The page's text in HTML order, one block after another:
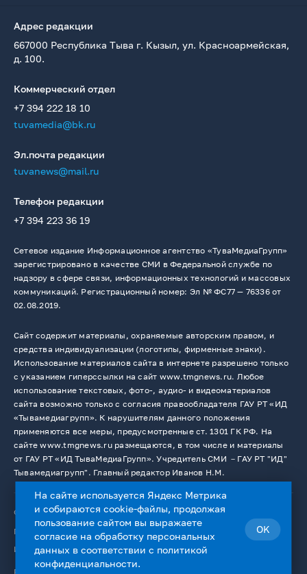
Адрес редакции
667000 Республика Тыва г. Кызыл, ул. Красноармейская,
д. 100.
Коммерческий отдел
+7 394 222 18 10
tuvamedia@bk.ru
Эл.почта редакции
tuvanews@mail.ru
Телефон редакции
+7 394 223 36 19
Сетевое издание Информационное агентство «ТуваМедиаГрупп»
зарегистрировано в качестве СМИ в Федеральной службе по
надзору в сфере связи, информационных технологий и массовых
коммуникаций. Регистрационный номер: Эл № ФС77 — 76336 от
02.08.2019.
Сайт содержит материалы, охраняемые авторским правом, и
средства индивидуализации (логотипы, фирменные знаки).
Использование материалов сайта в интернете разрешено только
с указанием гиперссылки на сайт www.tmgnews.ru. Любое
использование текстовых, фото-, аудио- и видеоматериалов
сайта возможно только с согласия правообладателя ГАУ РТ «ИД
«Тывамедиагрупп». К нарушителям данного положения
применяются все меры, предусмотренные ст. 1301 ГК РФ. На
сайте www.tmgnews.ru размещаются, в том числе и материалы
от ГАУ РТ «ИД ТываМедиаГрупп». Учредитель СМИ －ГАУ РТ "ИД"
Тывамедиагрупп". Главный редактор Иванов Н.М.
© 2026. Все права защищены.
12+
Пользовательское соглашение
Использование cookie-файлов
На сайте используется Яндекс Метрика
и собираются cookie-файлы, продолжая
пользование сайтом вы выражаете
согласие наобработку персональных
данных в соответствии с политикой
конфиденциальности.
OK